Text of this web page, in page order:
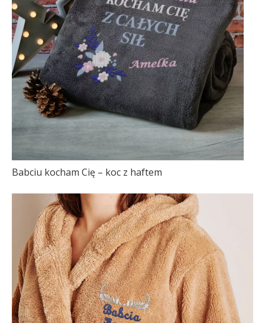
Babciu kocham Cię – koc z haftem